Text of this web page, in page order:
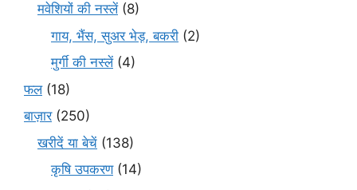
मवेशियों की नस्लें(8)
गाय, भैंस, सुअर भेड़, बकरी (2)
मुर्गी की नस्लें(4)
फल(18)
बाज़ार(250)
खरीदें या बेचें (138)
कृषि उपकरण(14)